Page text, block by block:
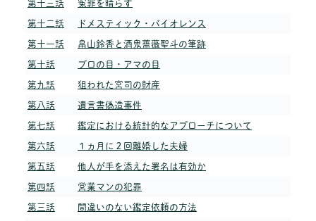
第十三話 冤罪を晴らす
第十二話 ドメスティック・バイオレンス
第十一話 畠山鈴香と酒鬼薔薇聖斗の筆跡
第十話 プロの目・アマの目
第九話 狙われた宮司の財産
第八話 遺言書偽造事件
第七話 鑑定における統計的なアプローチについて
第六話 １ヵ月に２回離婚した夫婦
第五話 他人が手を添えた署名は有効か
第四話 営業マンの犯罪
第三話 間違いのない鑑定依頼の方法